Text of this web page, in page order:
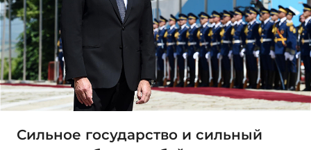
Сильное государство и сильный